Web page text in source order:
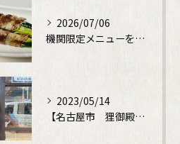
2026/07/06
機関限定メニューをレギュラーメニューに！
2023/05/14
【名古屋市 狸御殿】鉄板焼でディナータイム